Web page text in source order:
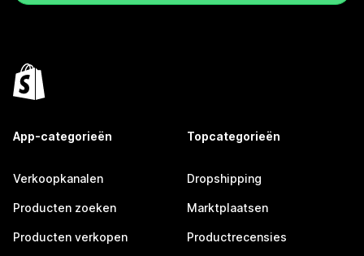
App-categorieën
Verkoopkanalen
Producten zoeken
Producten verkopen
Topcategorieën
Dropshipping
Marktplaatsen
Productrecensies